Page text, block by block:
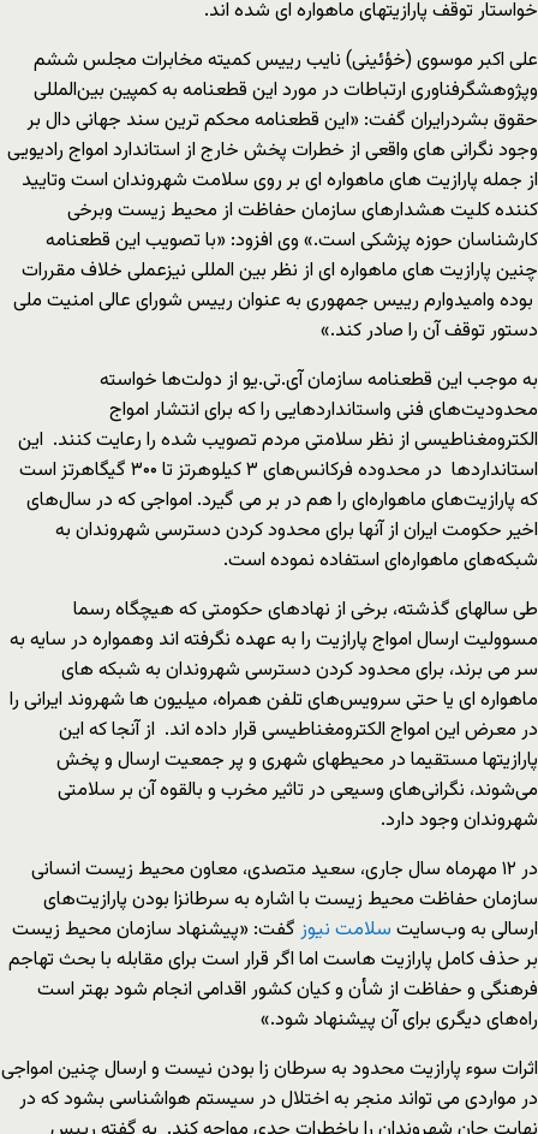
خواستار توقف پارازیتهای ماهواره ای شده اند.
علی اکبر موسوی (خؤئینی) نایب رییس کمیته مخابرات مجلس ششم
وپژوهشگرفناوری ارتباطات در مورد این قطعنامه به کمپین بین‌المللی
حقوق بشردرایران گفت: «این قطعنامه محکم ترین سند جهانی دال بر
وجود نگرانی های واقعی از خطرات پخش خارج از استاندارد امواج رادیویی
از جمله پارازیت های ماهواره ای بر روی سلامت شهروندان است وتایید
کننده کلیت هشدارهای سازمان حفاظت از محیط زیست وبرخی
کارشناسان حوزه پزشکی است.» وی افزود: «با تصویب این قطعنامه
چنین پارازیت های ماهواره ای از نظر بین المللی نیزعملی خلاف مقررات
بوده وامیدوارم رییس جمهوری به عنوان رییس شورای عالی امنیت ملی
دستور توقف آن را صادر کند.»
به موجب این قطعنامه سازمان آی.تی.یو از دولت‌ها خواسته
محدودیت‌های فنی واستانداردهایی را که برای انتشار امواج
الکترومغناطیسی از نظر سلامتی مردم تصویب شده را رعایت کنند. این
استانداردها در محدوده فرکانس‌های ۳ کیلوهرتز تا ۳۰۰ گیگاهرتز است
که پارازیت‌های ماهواره‌ای را هم در بر می گیرد. امواجی که در سال‌های
اخیر حکومت ایران از آنها برای محدود کردن دسترسی شهروندان به
شبکه‌های ماهواره‌ای استفاده نموده است.
طی سالهای گذشته، برخی از نهادهای حکومتی که هیچگاه رسما
مسوولیت ارسال امواج پارازیت را به عهده نگرفته اند وهمواره در سایه به
سر می برند، برای محدود کردن دسترسی شهروندان به شبکه های
ماهواره ای یا حتی سرویس‌های تلفن همراه، میلیون ها شهروند ایرانی را
در معرض این امواج الکترومغناطیسی قرار داده اند. از آنجا که این
پارازیتها مستقیما در محیطهای شهری و پر جمعیت ارسال و پخش
می‌شوند، نگرانی‌های وسیعی در تاثیر مخرب و بالقوه آن بر سلامتی
شهروندان وجود دارد.
در ۱۲ مهرماه سال جاری، سعید متصدی، معاون محیط زیست انسانی
سازمان حفاظت محیط زیست با اشاره به سرطانزا بودن پارازیت‌های
ارسالی به وب‌سایت سلامت نیوز گفت: «پیشنهاد سازمان محیط‌ زیست
بر حذف کامل پارازیت هاست اما اگر قرار است برای مقابله با بحث تهاجم
فرهنگی و حفاظت از شأن و کیان کشور اقدامی انجام شود بهتر است
راه‌های دیگری برای آن پیشنهاد شود.»
اثرات سوء پارازیت محدود به سرطان زا بودن نیست و ارسال چنین امواجی
در مواردی می تواند منجر به اختلال در سیستم هواشناسی بشود که در